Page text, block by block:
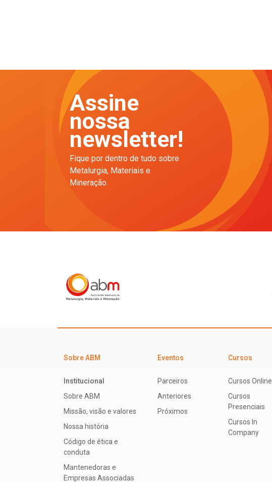
Assine
nossa
newsletter!
Fique por dentro de tudo sobre
Metalurgia, Materiais e
Mineração.
Sobre ABM
Institucional
Sobre ABM
Missão, visão e valores
Nossa história
Código de ética e
conduta
Mantenedoras e
Empresas Associadas
Eventos
Parceiros
Anteriores
Próximos
Cursos
Cursos Online
Cursos
Presenciais
Cursos In
Company